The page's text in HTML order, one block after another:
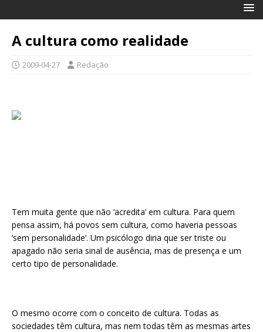
A cultura como realidade
2009-04-27 Redação
Tem muita gente que não ‘acredita’ em cultura. Para quem
pensa assim, há povos sem cultura, como haveria pessoas
‘sem personalidade’. Um psicólogo diria que ser triste ou
apagado não seria sinal de ausência, mas de presença e um
certo tipo de personalidade.
O mesmo ocorre com o conceito de cultura. Todas as
sociedades têm cultura, mas nem todas têm as mesmas artes